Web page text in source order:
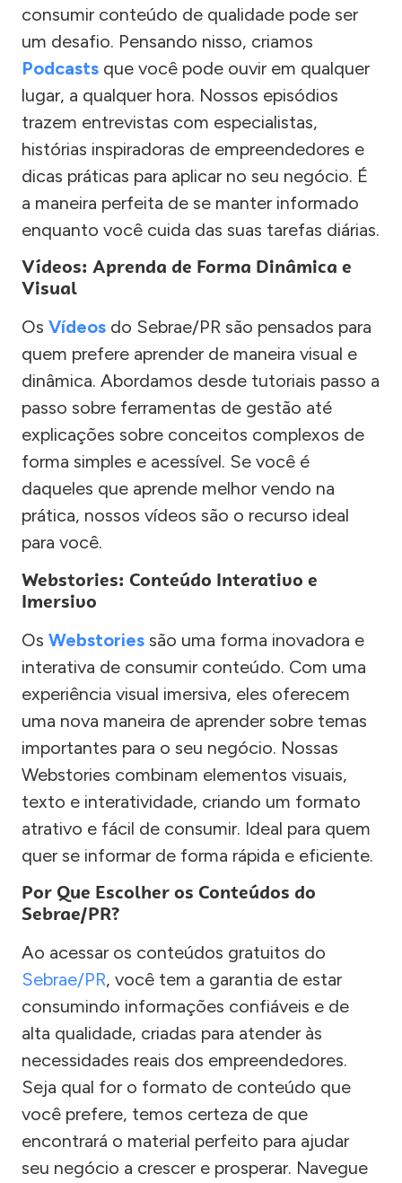
consumir conteúdo de qualidade pode ser
um desafio. Pensando nisso, criamos
Podcasts que você pode ouvir em qualquer
lugar, a qualquer hora. Nossos episódios
trazem entrevistas com especialistas,
histórias inspiradoras de empreendedores e
dicas práticas para aplicar no seu negócio. É
a maneira perfeita de se manter informado
enquanto você cuida das suas tarefas diárias.
Vídeos: Aprenda de Forma Dinâmica e
Visual
Os Vídeos do Sebrae/PR são pensados para
quem prefere aprender de maneira visual e
dinâmica. Abordamos desde tutoriais passo a
passo sobre ferramentas de gestão até
explicações sobre conceitos complexos de
forma simples e acessível. Se você é
daqueles que aprende melhor vendo na
prática, nossos vídeos são o recurso ideal
para você.
Webstories: Conteúdo Interativo e
Imersivo
Os Webstories são uma forma inovadora e
interativa de consumir conteúdo. Com uma
experiência visual imersiva, eles oferecem
uma nova maneira de aprender sobre temas
importantes para o seu negócio. Nossas
Webstories combinam elementos visuais,
texto e interatividade, criando um formato
atrativo e fácil de consumir. Ideal para quem
quer se informar de forma rápida e eficiente.
Por Que Escolher os Conteúdos do
Sebrae/PR?
Ao acessar os conteúdos gratuitos do
Sebrae/PR, você tem a garantia de estar
consumindo informações confiáveis e de
alta qualidade, criadas para atender às
necessidades reais dos empreendedores.
Seja qual for o formato de conteúdo que
você prefere, temos certeza de que
encontrará o material perfeito para ajudar
seu negócio a crescer e prosperar. Navegue